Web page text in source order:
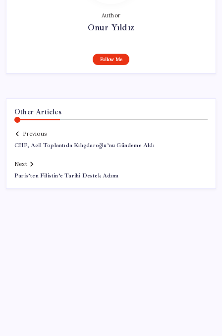
Author
Onur Yıldız
Follow Me
Other Articles
Previous
CHP, Acil Toplantıda Kılıçdaroğlu’nu Gündeme Aldı
Next
Paris’ten Filistin’e Tarihi Destek Adımı